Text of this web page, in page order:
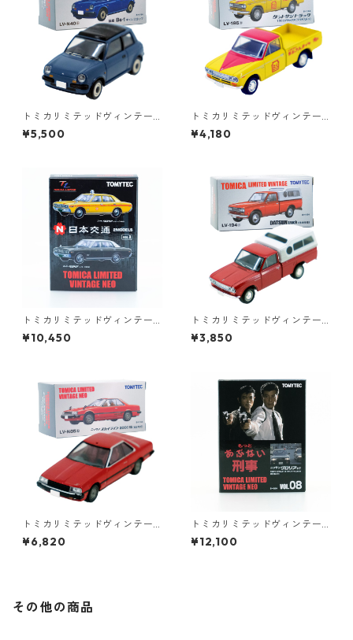
トミカリミテッドヴィンテー
ジネオ LV-N40a 日産 Be-1 キ
ャンバストップ #36225614
¥5,500
トミカリミテッドヴィンテー
ジ LV-195a ダットサントラッ
ク 1300デラックス ブリヂス
¥4,180
トミカリミテッドヴィンテー
ジネオ 日本交通 VOL.3 2MO
DELS #10223412
¥10,450
トミカリミテッドヴィンテー
ジ LV-194a DATSUN truck 北
米仕様 #36316633
¥3,850
トミカリミテッドヴィンテー
ジネオ LV-N85b ニッサン スカ
イライン 2000 RS 82年式 #3
¥6,820
トミカリミテッドヴィンテー
ジネオ もっと あぶない刑事 V
OL.08 ニッサン グロリア HT
¥12,100
その他の商品